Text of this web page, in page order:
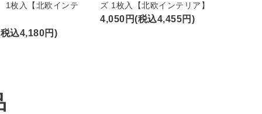
1枚入【北欧インテ
込4,180円)
ズ 1枚入【北欧インテリア】
4,050円(税込4,455円)